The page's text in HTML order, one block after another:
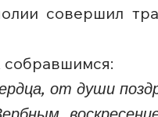
совершил
собравшимся:
от души